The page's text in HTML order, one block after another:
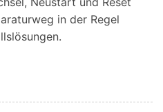
in der Regel